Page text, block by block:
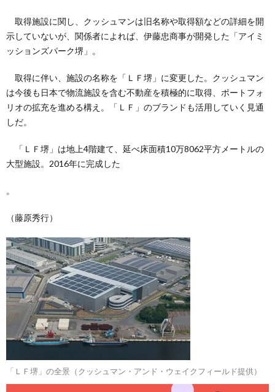
取得施設に関し、クッシュマンは旧名称や取得額などの詳細を開
示していないが、関係者によれば、伊藤忠商事が開発した「アイミ
ッションズパーク堺」。
取得に伴い、施設の名称を「ＬＦ堺」に変更した。クッシュマン
は今後も日本で物流施設を含む不動産を積極的に取得、ポートフォ
リオの拡充を進める構え。「ＬＦ」のブランドも活用していく見通
しだ。
「ＬＦ堺」は地上4階建て、延べ床面積10万8062平方メートルの
大型施設。2016年に完成した
。
（藤原秀行）
「ＬＦ堺」の全景（クッシュマン・アンド・ウェイクフィールド提供）